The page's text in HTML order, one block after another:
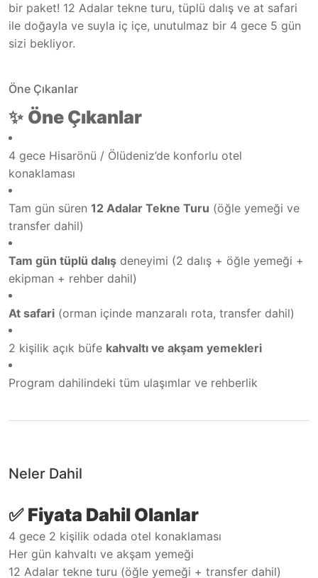
bir paket! 12 Adalar tekne turu, tüplü dalış ve at safari
ile doğayla ve suyla iç içe, unutulmaz bir 4 gece 5 gün
sizi bekliyor.
Öne Çıkanlar
✨ Öne Çıkanlar
4 gece Hisarönü / Ölüdeniz’de konforlu otel
konaklaması
Tam gün süren 12 Adalar Tekne Turu (öğle yemeği ve
transfer dahil)
Tam gün tüplü dalış deneyimi (2 dalış + öğle yemeği +
ekipman + rehber dahil)
At safari (orman içinde manzaralı rota, transfer dahil)
2 kişilik açık büfe kahvaltı ve akşam yemekleri
Program dahilindeki tüm ulaşımlar ve rehberlik
Neler Dahil
✅ Fiyata Dahil Olanlar
4 gece 2 kişilik odada otel konaklaması
Her gün kahvaltı ve akşam yemeği
12 Adalar tekne turu (öğle yemeği + transfer dahil)